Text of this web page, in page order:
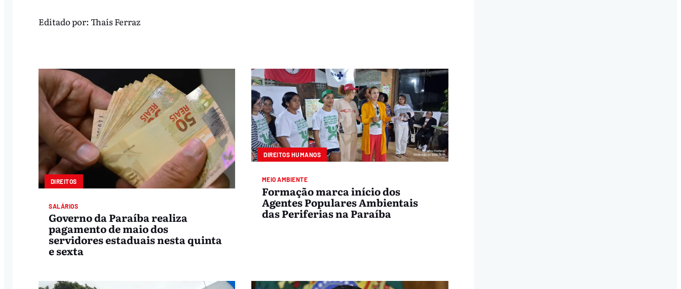
Editado por: Thaís Ferraz
DIREITOS
SALÁRIOS
Governo da Paraíba realiza
pagamento de maio dos
servidores estaduais nesta quinta
e sexta
DIREITOS HUMANOS
MEIO AMBIENTE
Formação marca início dos
Agentes Populares Ambientais
das Periferias na Paraíba